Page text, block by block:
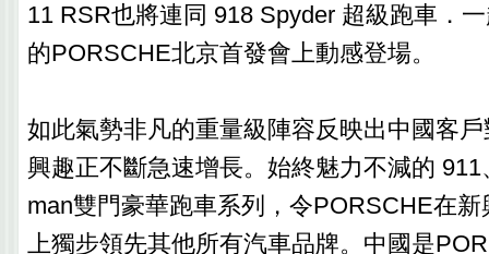
11 RSR也將連同 918 Spyder 超級跑車．
的PORSCHE北京首發會上動感登場。
如此氣勢非凡的重量級陣容反映出中國客
興趣正不斷急速增長。始終魅力不減的
man雙門豪華跑車系列，令PORSCHE在
上獨步領先其他所有汽車品牌。中國是